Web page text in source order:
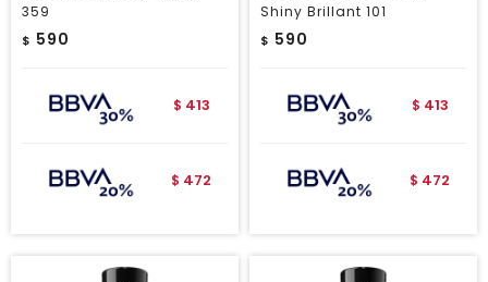
359
$ 590
$ 413
$ 472
Shiny Brillant 101
$ 590
$ 413
$ 472